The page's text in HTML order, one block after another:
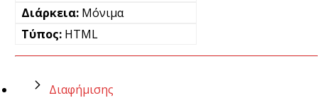
Μόνιμα
HTML
Διαφήμισης